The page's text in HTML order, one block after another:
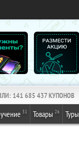
141 685 439КУПОНОВ
31 Товары 26 Туры